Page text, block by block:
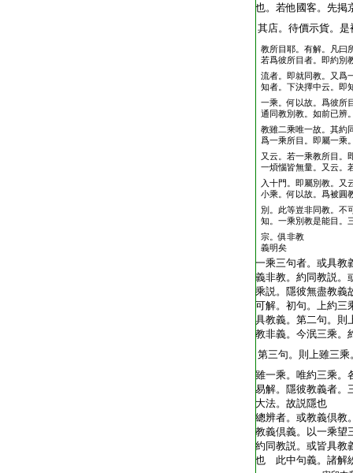
也。若他國客。先掲
其店。待價示貨。是
教所目耶。有解。凡曰
若爲彼所目者。即約別
流者。即就同教。又爲
知者。下決擇中云。即
一乘。何以故。爲彼所
通同教別教。如前已辨
教雖二乘唯一故。其約
爲一乘所目。即屬一乘
又云。若一乘教所目。
一煩惱皆無量。又云。
入十門。即屬別教。又
小乘。何以故。爲被圓
別。此等豈非同教。不
知。一乘別教是能目。
宗。俱非教
義明矣
一乘三句者。或具教
義非教。約同教説。
乘説。隱彼無盡教
可解。初句。上約三
具教義。第二句。則
教非義。今泯三乘。
第三句。則上雖三乘
雖一乘。唯約三乘。
易解。隱彼教義者。
大法。故説隱也
總辨者。或教義倶教
教義倶義。以一乘望
約同教説。或皆具教
也 此中句義。諸解